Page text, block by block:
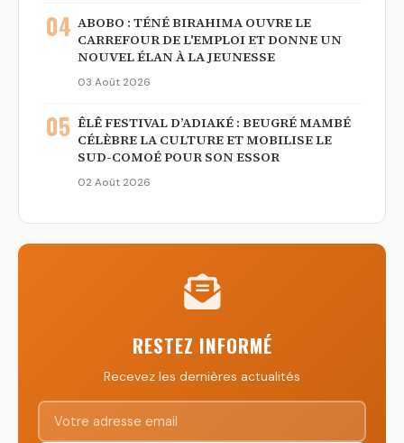
04 ABOBO : TÉNÉ BIRAHIMA OUVRE LE
CARREFOUR DE L'EMPLOI ET DONNE UN
NOUVEL ÉLAN À LA JEUNESSE
03 Août 2026
05 ÊLÊ FESTIVAL D’ADIAKÉ : BEUGRÉ MAMBÉ
CÉLÈBRE LA CULTURE ET MOBILISE LE
SUD-COMOÉ POUR SON ESSOR
02 Août 2026
RESTEZ INFORMÉ
Recevez les dernières actualités